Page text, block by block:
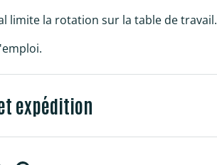
limite la rotation sur la table de travail.
expédition